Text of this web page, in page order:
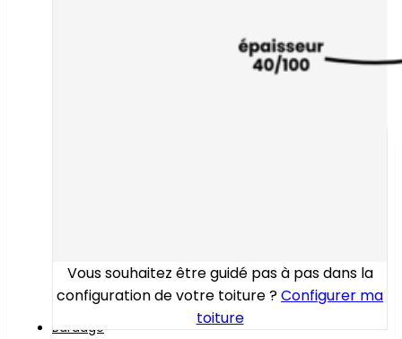
Vous souhaitez être guidé pas à pas dans la
configuration de votre toiture ?Configurer ma
toiture
Bardage